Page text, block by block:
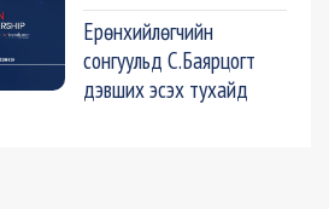
Ерөнхийлөгчийн
сонгуульд С.Баярцогт
дэвших эсэх тухайд